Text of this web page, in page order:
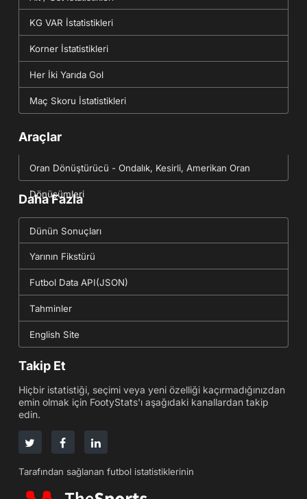
KG VAR İstatistikleri
Korner İstatistikleri
Her İki Yarıda Gol
Maç Skoru İstatistikleri
Araçlar
Oran Dönüştürücü - Ondalık, Kesirli, Amerikan Oran
Dönüşümleri
Daha Fazla
Dünün Sonuçları
Yarının Fikstürü
Futbol Data API(JSON)
Tahminler
English Site
Takip Et
Hiçbir istatistiği, seçimi veya yeni özelliği kaçırmadığınızdan
emin olmak için FootyStats'ı aşağıdaki kanallardan takip
edin.
Tarafından sağlanan futbol istatistiklerinin